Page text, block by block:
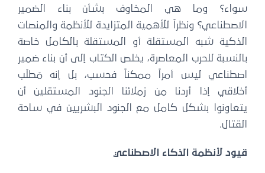
سواء؟ وما هي المخاوف بشأن بناء الضمير
الاصطناعي؟ ونظراً للأهمية المتزايدة للأنظمة والمنصات
الذكية شبه المستقلة أو المستقلة بالكامل خاصة
بالنسبة للحرب المعاصرة، يخلص الكتاب إلى أن بناء ضمير
اصطناعي ليس أمراً ممكناً فحسب، بل إنه مَطلَب
أخلاقي إذا أردنا من زملائنا الجنود المستقلين أن
يتعاونوا بشكل كامل مع الجنود البشريين في ساحة
القتال.
قيود لأنظمة الذكاء الاصطناعي